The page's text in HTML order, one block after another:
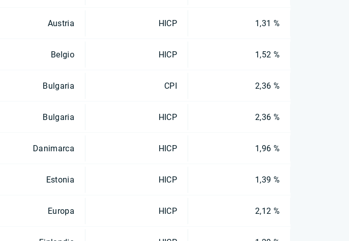
Austria HICP 1,31 %
Belgio HICP 1,52 %
Bulgaria CPI 2,36 %
Bulgaria HICP 2,36 %
Danimarca HICP 1,96 %
Estonia HICP 1,39 %
Europa HICP 2,12 %